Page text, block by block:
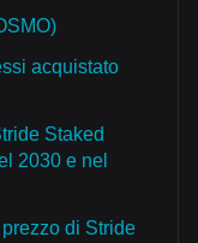
acquistato
Staked
2030 e nel
di Stride